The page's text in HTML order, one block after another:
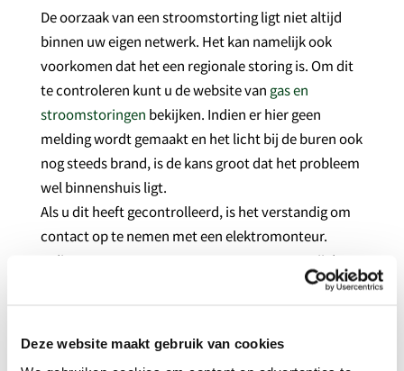
Deze website maakt gebruik van cookies
De oorzaak van een stroomstorting ligt niet altijd
binnen uw eigen netwerk. Het kan namelijk ook
voorkomen dat het een regionale storing is. Om dit
te controleren kunt u de website van gas en
stroomstoringen bekijken. Indien er hier geen
melding wordt gemaakt en het licht bij de buren ook
nog steeds brand, is de kans groot dat het probleem
wel binnenshuis ligt.
Als u dit heeft gecontrolleerd, is het verstandig om
contact op te nemen met een elektromonteur.
Indien u contact met ons opneemt, sporen wij de
oorzaak op en zorgen we ervoor dat u snel weer
Elektricien Amsterdam